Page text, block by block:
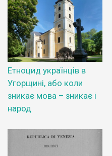
Етноцид українців в
Угорщині, або коли
зникає мова – зникає і
народ